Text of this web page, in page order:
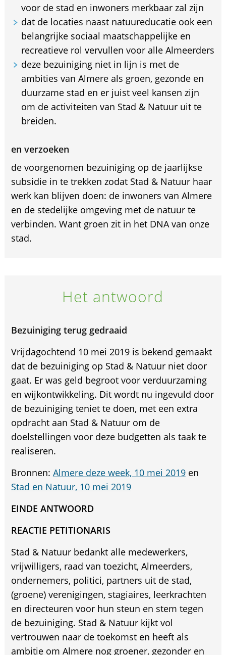
voor de stad en inwoners merkbaar zal zijn
dat de locaties naast natuureducatie ook een
belangrijke sociaal maatschappelijke en
recreatieve rol vervullen voor alle Almeerders
deze bezuiniging niet in lijn is met de
ambities van Almere als groen, gezonde en
duurzame stad en er juist veel kansen zijn
om de activiteiten van Stad & Natuur uit te
breiden.
en verzoeken
de voorgenomen bezuiniging op de jaarlijkse
subsidie in te trekken zodat Stad & Natuur haar
werk kan blijven doen: de inwoners van Almere
en de stedelijke omgeving met de natuur te
verbinden. Want groen zit in het DNA van onze
stad.
Het antwoord
Bezuiniging terug gedraaid
Vrijdagochtend 10 mei 2019 is bekend gemaakt
dat de bezuiniging op Stad & Natuur niet door
gaat. Er was geld begroot voor verduurzaming
en wijkontwikkeling. Dit wordt nu ingevuld door
de bezuiniging teniet te doen, met een extra
opdracht aan Stad & Natuur om de
doelstellingen voor deze budgetten als taak te
realiseren.
Bronnen: Almere deze week, 10 mei 2019en
Stad en Natuur, 10 mei 2019
EINDE ANTWOORD
REACTIE PETITIONARIS
Stad & Natuur bedankt alle medewerkers,
vrijwilligers, raad van toezicht, Almeerders,
ondernemers, politici, partners uit de stad,
(groene) verenigingen, stagiaires, leerkrachten
en directeuren voor hun steun en stem tegen
de bezuiniging. Stad & Natuur kijkt vol
vertrouwen naar de toekomst en heeft als
ambitie om Almere nog groener, gezonder en